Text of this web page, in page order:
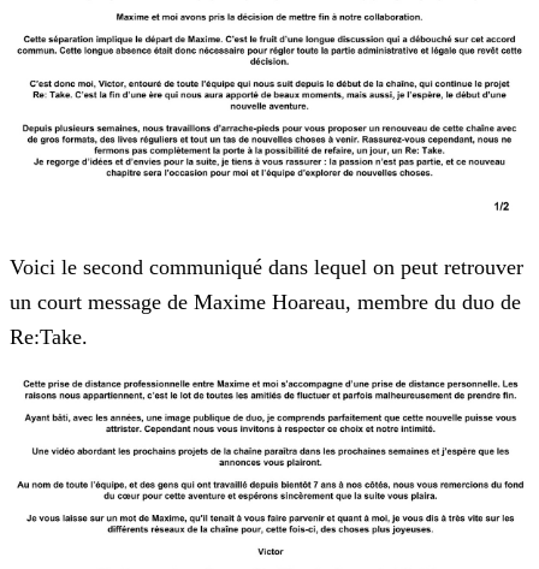
Voici le second communiqué dans lequel on peut retrouver
un court message de Maxime Hoareau, membre du duo de
Re:Take.